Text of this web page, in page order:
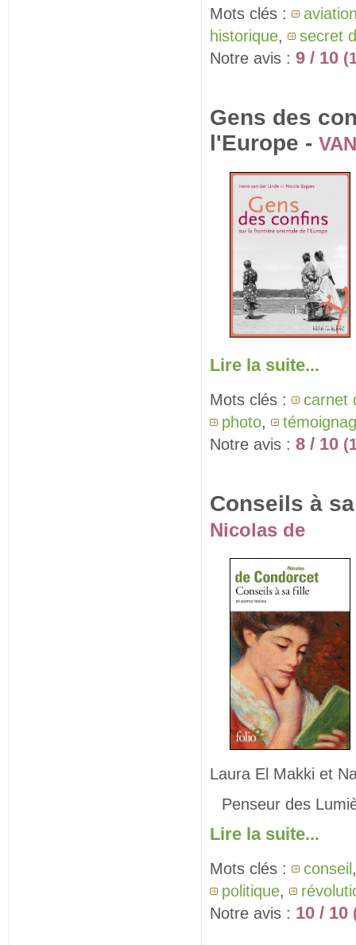
Mots clés :
historique,
secret
Notre avis : 9 / 10
Gens des
l'Europe -
Lire la suite...
Mots clés :
carnet
photo,
Notre avis : 8 / 10
Conseils à
Nicolas de
Laura El Makki et
Penseur des
Lire la suite...
Mots clés : conseil
politique,
Notre avis : 10 / 10